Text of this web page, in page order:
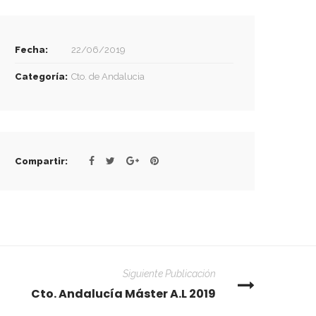
Fecha: 22/06/2019
Categoría: Cto. de Andalucia
Compartir:
Siguiente Publicación
Cto. Andalucía Máster A.L 2019